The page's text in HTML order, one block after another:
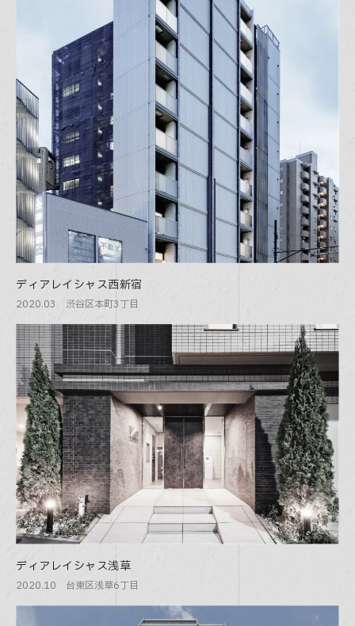
ディアレイシャス西新宿
2020.03 渋谷区本町3丁目
ディアレイシャス浅草
2020.10 台東区浅草6丁目